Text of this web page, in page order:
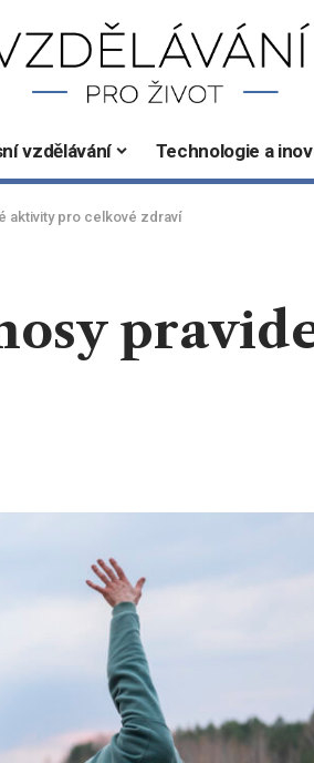
vzdělávání Technologie a
aktivity pro celkové zdraví